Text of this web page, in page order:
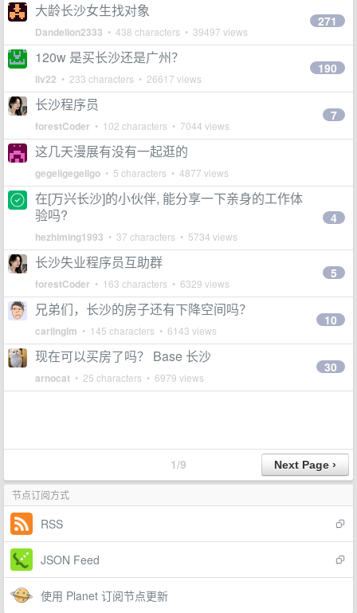
大龄长沙女生找对象
Dandelion2333 • 438 characters • 39497 views
271
120w 是买长沙还是广州？
liv22 • 233 characters • 26617 views
190
长沙程序员
forestCoder • 102 characters • 7044 views
7
这几天漫展有没有一起逛的
gegeligegeligo • 5 characters • 4877 views
在[万兴长沙]的小伙伴, 能分享一下亲身的工作体
验吗?
hezhiming1993 • 37 characters • 5734 views
4
长沙失业程序员互助群
forestCoder • 163 characters • 6329 views
5
兄弟们，长沙的房子还有下降空间吗？
carlinglm • 145 characters • 6143 views
10
现在可以买房了吗？ Base 长沙
arnocat • 25 characters • 6979 views
30
1/9
节点订阅方式
RSS
JSON Feed
使用 Planet 订阅节点更新